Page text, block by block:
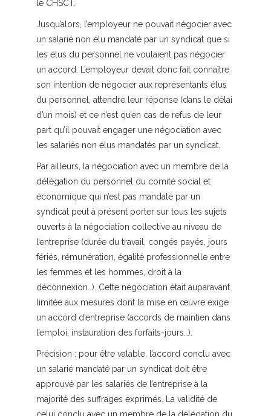
le CHSCT.
Jusqu’alors, l’employeur ne pouvait négocier avec
un salarié non élu mandaté par un syndicat que si
les élus du personnel ne voulaient pas négocier
un accord. L’employeur devait donc fait connaître
son intention de négocier aux représentants élus
du personnel, attendre leur réponse (dans le délai
d’un mois) et ce n’est qu’en cas de refus de leur
part qu’il pouvait engager une négociation avec
les salariés non élus mandatés par un syndicat.
Par ailleurs, la négociation avec un membre de la
délégation du personnel du comité social et
économique qui n’est pas mandaté par un
syndicat peut à présent porter sur tous les sujets
ouverts à la négociation collective au niveau de
l’entreprise (durée du travail, congés payés, jours
fériés, rémunération, égalité professionnelle entre
les femmes et les hommes, droit à la
déconnexion…). Cette négociation était auparavant
limitée aux mesures dont la mise en œuvre exige
un accord d’entreprise (accords de maintien dans
l’emploi, instauration des forfaits-jours…).
Précision : pour être valable, l’accord conclu avec
un salarié mandaté par un syndicat doit être
approuvé par les salariés de l’entreprise à la
majorité des suffrages exprimés. La validité de